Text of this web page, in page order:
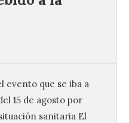
evento que se iba a
15 de agosto por
sanitaria El